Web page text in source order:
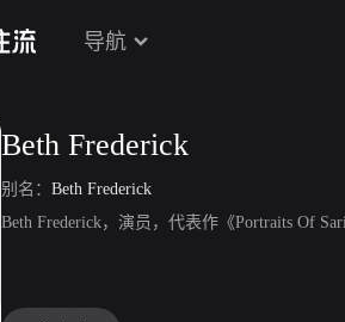
导航
Beth Frederick
别名： Beth Frederick
Beth Frederick，演员，代表作《Portraits Of